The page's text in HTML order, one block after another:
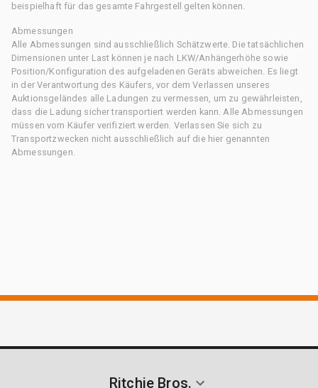
beispielhaft für das gesamte Fahrgestell gelten können.
Abmessungen
Alle Abmessungen sind ausschließlich Schätzwerte. Die tatsächlichen
Dimensionen unter Last können je nach LKW/Anhängerhöhe sowie
Position/Konfiguration des aufgeladenen Geräts abweichen. Es liegt
in der Verantwortung des Käufers, vor dem Verlassen unseres
Auktionsgeländes alle Ladungen zu vermessen, um zu gewährleisten,
dass die Ladung sicher transportiert werden kann. Alle Abmessungen
müssen vom Käufer verifiziert werden. Verlassen Sie sich zu
Transportzwecken nicht ausschließlich auf die hier genannten
Abmessungen.
Ritchie Bros.